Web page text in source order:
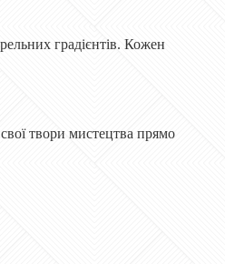
градієнтів. Кожен
твори мистецтва прямо